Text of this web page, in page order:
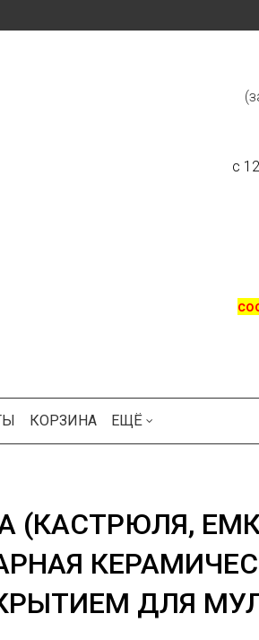
с
КОРЗИНА ЕЩЁ
(КАСТРЮЛЯ,
ДЛЯ